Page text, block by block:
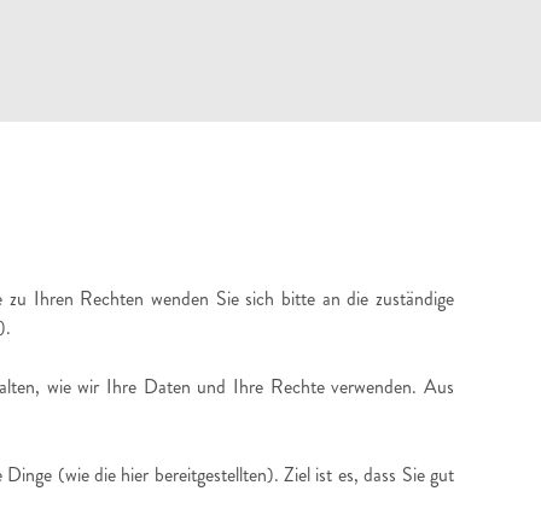
Ihren Rechten wenden Sie sich bitte an die zuständige
wie wir Ihre Daten und Ihre Rechte verwenden. Aus
(wie die hier bereitgestellten). Ziel ist es, dass Sie gut